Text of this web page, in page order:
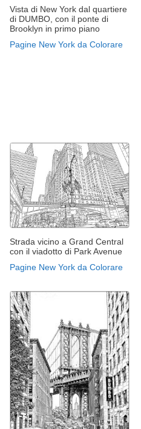
Vista di New York dal quartiere
di DUMBO, con il ponte di
Brooklyn in primo piano
Pagine New York da Colorare
Strada vicino a Grand Central
con il viadotto di Park Avenue
Pagine New York da Colorare